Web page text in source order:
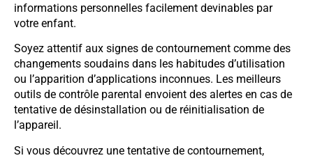
informations personnelles facilement devinables par
votre enfant.
Soyez attentif aux signes de contournement comme des
changements soudains dans les habitudes d’utilisation
ou l’apparition d’applications inconnues. Les meilleurs
outils de contrôle parental envoient des alertes en cas de
tentative de désinstallation ou de réinitialisation de
l’appareil.
Si vous découvrez une tentative de contournement,